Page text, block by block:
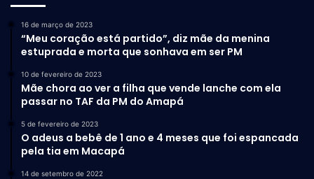
16 de março de 2023
“Meu coração está partido”, diz mãe da menina
estuprada e morta que sonhava em ser PM
10 de fevereiro de 2023
Mãe chora ao ver a filha que vende lanche com ela
passar no TAF da PM do Amapá
5 de fevereiro de 2023
O adeus a bebê de 1 ano e 4 meses que foi espancada
pela tia em Macapá
14 de setembro de 2022